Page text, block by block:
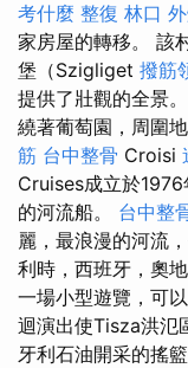
考什麼 整復 林口
家房屋的轉移。 該
堡（Szigliget 撥筋
提供了壯觀的全景。
繞著葡萄園，周圍
筋 台中整骨 Croisi
Cruises成立於
的河流船。 台中整
麗，最浪漫的河流
利時，西班牙，奧
一場小型遊覽，可
迴演出使Tisza洪氾
牙利石油開采的搖